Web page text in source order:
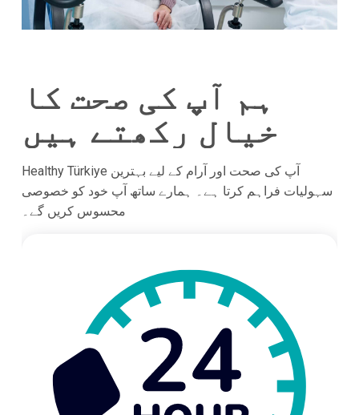
ہم آپ کی صحت کا
خیال رکھتے ہیں
Healthy Türkiye آپ کی صحت اور آرام کے لیے بہترین
سہولیات فراہم کرتا ہے۔ ہمارے ساتھ آپ خود کو خصوصی
محسوس کریں گے۔